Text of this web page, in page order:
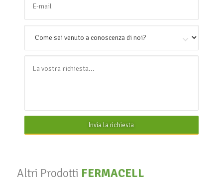
Invia la richiesta
Altri Prodotti FERMACELL